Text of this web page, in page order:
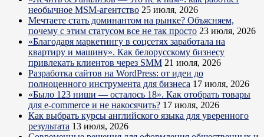
необычное MSM-агентство 25 июля, 2026
Мечтаете стать доминантом на рынке? Объясняем,
почему с этим статусом все не так просто 23 июля, 2026
«Благодаря маркетингу в соцсетях заработала на
квартиру и машину». Как белорусскому бизнесу
привлекать клиентов через SMM 21 июля, 2026
Разработка сайтов на WordPress: от идеи до
полноценного инструмента для бизнеса 17 июля, 2026
«Было 123 ниши — осталось 18». Как отобрать товары
для e-commerce и не накосячить? 17 июля, 2026
Как выбрать курсы английского языка для уверенного
результата 13 июля, 2026